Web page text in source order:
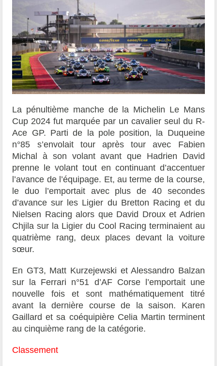
La pénultième manche de la Michelin Le Mans
Cup 2024 fut marquée par un cavalier seul du R-
Ace GP. Parti de la pole position, la Duqueine
n°85 s’envolait tour après tour avec Fabien
Michal à son volant avant que Hadrien David
prenne le volant tout en continuant d’accentuer
l’avance de l’équipage. Et, au terme de la course,
le duo l’emportait avec plus de 40 secondes
d’avance sur les Ligier du Bretton Racing et du
Nielsen Racing alors que David Droux et Adrien
Chjila sur la Ligier du Cool Racing terminaient au
quatrième rang, deux places devant la voiture
sœur.
En GT3, Matt Kurzejewski et Alessandro Balzan
sur la Ferrari n°51 d’AF Corse l’emportait une
nouvelle fois et sont mathématiquement titré
avant la dernière course de la saison. Karen
Gaillard et sa coéquipière Celia Martin terminent
au cinquième rang de la catégorie.
Classement